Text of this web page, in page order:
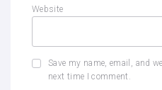
Website
Save my name, email, and
next time I comment.